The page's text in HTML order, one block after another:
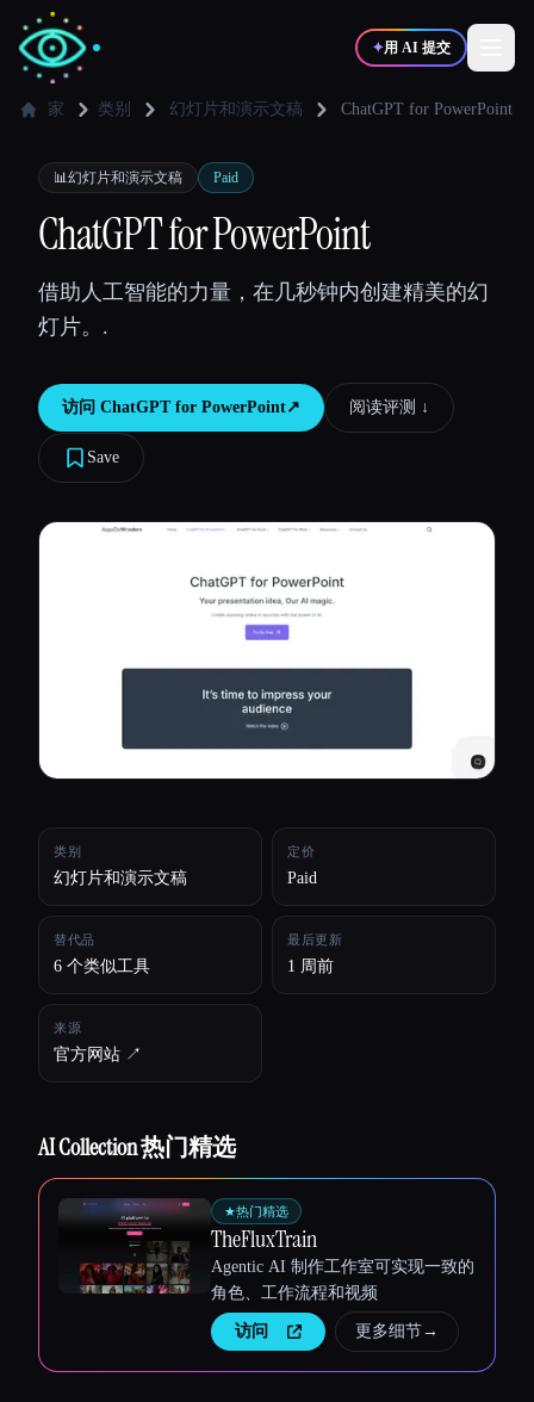
✦用 AI 提交
✍️写作者
💻 📈
🎓学生
博客
比较工具
家 类别 幻灯片和演示文稿 ChatGPT for PowerPoint
📊幻灯片和演示文稿 Paid
ChatGPT for PowerPoint
借助人工智能的力量，在几秒钟内创建精美的幻
灯片。.
访问 ChatGPT for PowerPoint↗︎ 阅读评测 ↓︎
Save
类别
幻灯片和演示文稿
定价
Paid
替代品
6 个类似工具
最后更新
1 周前
来源
官方网站 ↗︎
AI Collection 热门精选
★热门精选
TheFluxTrain
Agentic AI 制作工作室可实现一致的
角色、工作流程和视频
访问 更多细节→